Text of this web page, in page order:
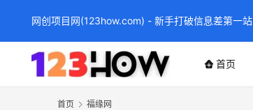
首页
首页 福缘网
网创项目网(123how.com) - 新手打破信息差第一站